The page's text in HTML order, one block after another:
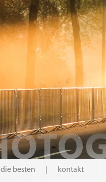
die besten kontakt